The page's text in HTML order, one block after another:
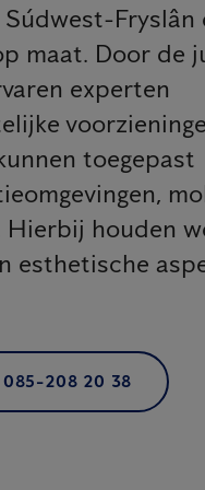
Fryslân
maat. Door de
experten
toegepast
Hierbij houden
esthetische
085-208 20 38